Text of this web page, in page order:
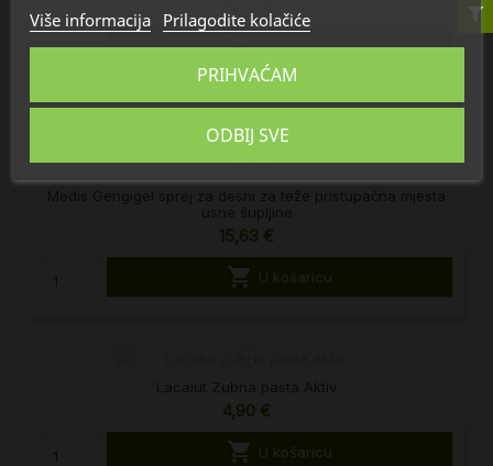
 U košaricu
15,63 €
 U košaricu
4,90 €
 U košaricu
Više informacija Prilagodite kolačiće
ODBIJ SVE
PRIHVAĆAM